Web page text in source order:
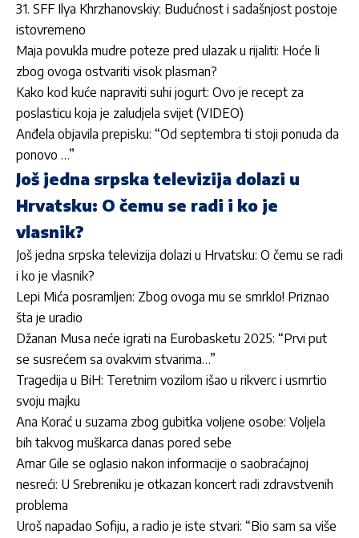
31. SFF Ilya Khrzhanovskiy: Budućnost i sadašnjost postoje
istovremeno
Maja povukla mudre poteze pred ulazak u rijaliti: Hoće li
zbog ovoga ostvariti visok plasman?
Kako kod kuće napraviti suhi jogurt: Ovo je recept za
poslasticu koja je zaludjela svijet (VIDEO)
Anđela objavila prepisku: “Od septembra ti stoji ponuda da
ponovo …”
Još jedna srpska televizija dolazi u
Hrvatsku: O čemu se radi i ko je
vlasnik?
Još jedna srpska televizija dolazi u Hrvatsku: O čemu se radi
i ko je vlasnik?
Lepi Mića posramljen: Zbog ovoga mu se smrklo! Priznao
šta je uradio
Džanan Musa neće igrati na Eurobasketu 2025: “Prvi put
se susrećem sa ovakvim stvarima…”
Tragedija u BiH: Teretnim vozilom išao u rikverc i usmrtio
svoju majku
Ana Korać u suzama zbog gubitka voljene osobe: Voljela
bih takvog muškarca danas pored sebe
Amar Gile se oglasio nakon informacije o saobraćajnoj
nesreći: U Srebreniku je otkazan koncert radi zdravstvenih
problema
Uroš napadao Sofiju, a radio je iste stvari: “Bio sam sa više